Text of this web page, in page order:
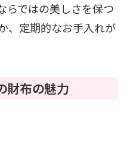
らではの美しさを保つ
、定期的なお手入れが
財布の魅力